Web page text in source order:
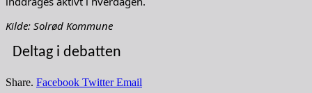
Kilde: Solrød Kommune
Deltag i debatten
Share. Facebook Twitter Email